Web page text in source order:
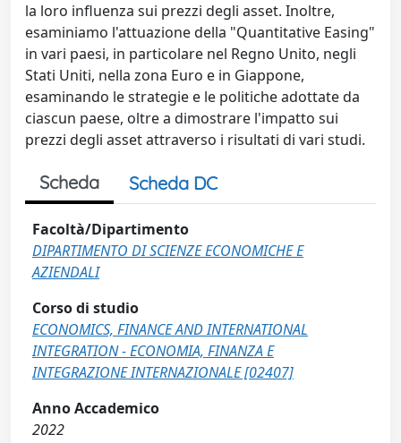
la loro influenza sui prezzi degli asset. Inoltre,
esaminiamo l'attuazione della "Quantitative Easing"
in vari paesi, in particolare nel Regno Unito, negli
Stati Uniti, nella zona Euro e in Giappone,
esaminando le strategie e le politiche adottate da
ciascun paese, oltre a dimostrare l'impatto sui
prezzi degli asset attraverso i risultati di vari studi.
Scheda Scheda DC
Facoltà/Dipartimento
DIPARTIMENTO DI SCIENZE ECONOMICHE E
AZIENDALI
Corso di studio
ECONOMICS, FINANCE AND INTERNATIONAL
INTEGRATION - ECONOMIA, FINANZA E
INTEGRAZIONE INTERNAZIONALE [02407]
Anno Accademico
2022